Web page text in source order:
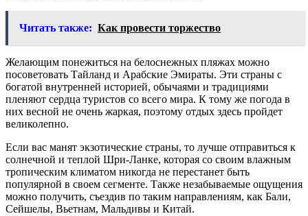
Читать также: Как провести торжество
Желающим понежиться на белоснежных пляжах можно
посоветовать Тайланд и Арабские Эмираты. Эти страны с
богатой внутренней историей, обычаями и традициями
пленяют сердца туристов со всего мира. К тому же погода в
них весной не очень жаркая, поэтому отдых здесь пройдет
великолепно.
Если вас манят экзотические страны, то лучше отправиться к
солнечной и теплой Шри-Ланке, которая со своим влажным
тропическим климатом никогда не перестанет быть
популярной в своем сегменте. Также незабываемые ощущения
можно получить, съездив по таким направлениям, как Бали,
Сейшелы, Вьетнам, Мальдивы и Китай.